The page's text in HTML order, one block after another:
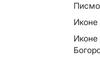
Писмо
Иконе
Иконе